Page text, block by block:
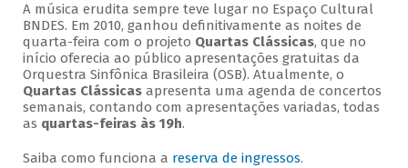
A música erudita sempre teve lugar no Espaço Cultural
BNDES. Em 2010, ganhou definitivamente as noites de
quarta-feira com o projeto Quartas Clássicas, que no
início oferecia ao público apresentações gratuitas da
Orquestra Sinfônica Brasileira (OSB). Atualmente, o
Quartas Clássicasapresenta uma agenda de concertos
semanais, contando com apresentações variadas, todas
as quartas-feiras às 19h.
Saiba como funciona a reserva de ingressos.